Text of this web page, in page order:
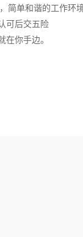
简单和谐的工作环
可后交五险
你手边。